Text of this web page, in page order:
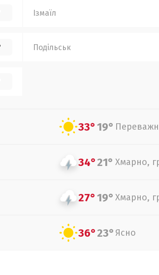
Ізмаїл
Подільськ
33°19°
34°21° Хмарно,
27°19° Хмарно,
36°23° Ясно